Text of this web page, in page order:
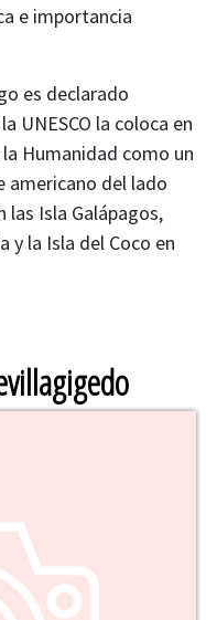
e importancia
es declarado
UNESCO la coloca en
Humanidad como un
americano del lado
las Isla Galápagos,
y la Isla del Coco en